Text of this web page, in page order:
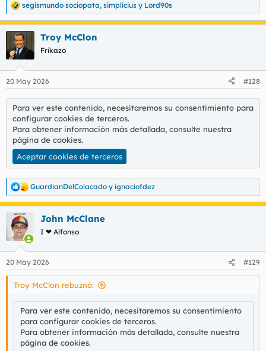
R
e
a
c
i
e
segismundo sociopata, simplicius y Lord90s
Troy McClon
Frikazo
20 May 2026 #128
Para ver este contenido, necesitaremos su consentimiento para
configurar cookies de terceros.
Para obtener información más detallada, consulte nuestra
página de cookies.
Aceptar cookies de terceros
R
e
a
c
c
e
s
GuardianDelColacado y ignaciofdez
John McClane
I ❤ Alfonso
20 May 2026 #129
Troy McClon rebuznó:
Para ver este contenido, necesitaremos su consentimiento
para configurar cookies de terceros.
Para obtener información más detallada, consulte nuestra
página de cookies.